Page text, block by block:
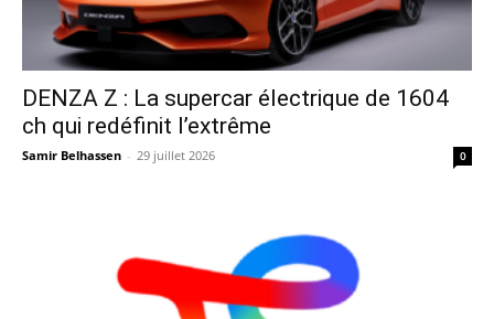
DENZA Z : La supercar électrique de 1604
ch qui redéfinit l’extrême
Samir Belhassen - 29 juillet 2026 0